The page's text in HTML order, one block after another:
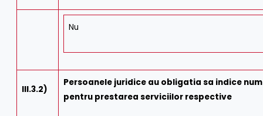
Nu
III.3.2)
Persoanele juridice au obligatia sa indice
pentru prestarea serviciilor respective